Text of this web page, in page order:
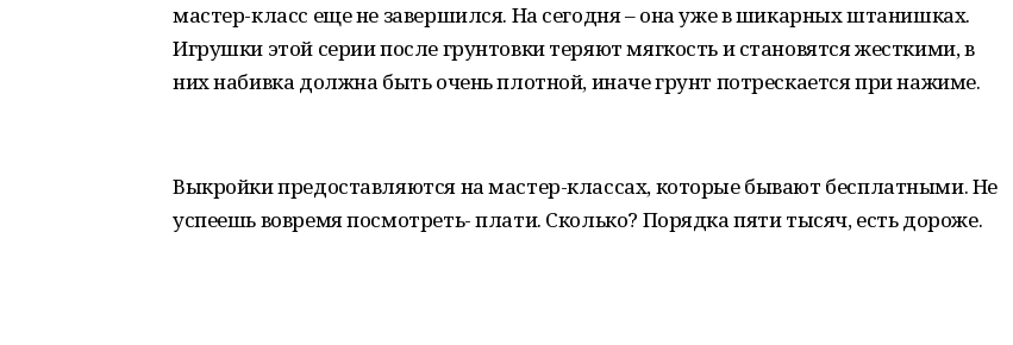
мастер-класс еще не завершился. На сегодня – она уже в шикарных штанишках.
Игрушки этой серии после грунтовки теряют мягкость и становятся жесткими, в
них набивка должна быть очень плотной, иначе грунт потрескается при нажиме.
Выкройки предоставляются на мастер-классах, которые бывают бесплатными. Не
успеешь вовремя посмотреть- плати. Сколько? Порядка пяти тысяч, есть дороже.